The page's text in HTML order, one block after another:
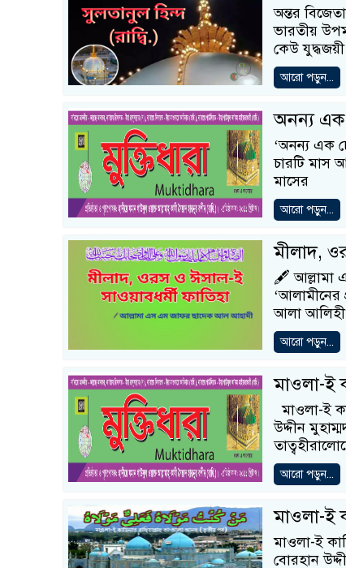
অন্তর
ভারতীয়
কেউ
আরো পড়ুন...
অনন্য এক
‘অনন্য এক
চারটি মাস
মাসের
আরো পড়ুন...
মীলাদ,
🖋️ আল্লামা
‘আলামীনের
আলা আলিহী
আরো পড়ুন...
মাওলা-ই
মাওলা-ই
উদ্দীন
আরো পড়ুন...
মাওলা-ই
মাওলা-ই
বোরহান